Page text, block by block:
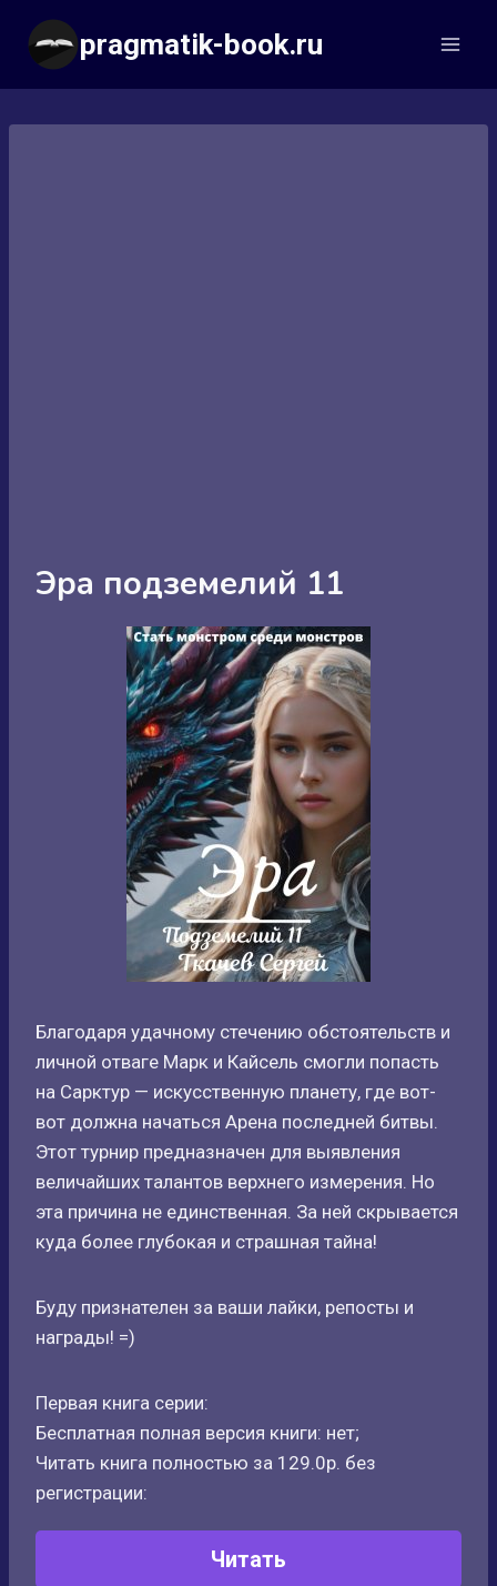
Перейти
содержимому
pragmatik-book.ru
Эра подземелий 11
Благодаря удачному стечению обстоятельств и
личной отваге Марк и Кайсель смогли попасть
на Сарктур — искусственную планету, где вот-
вот должна начаться Арена последней битвы.
Этот турнир предназначен для выявления
величайших талантов верхнего измерения. Но
эта причина не единственная. За ней скрывается
куда более глубокая и страшная тайна!
Буду признателен за ваши лайки, репосты и
награды! =)
Первая книга серии:
Бесплатная полная версия книги: нет;
Читать книга полностью за 129.0р. без
регистрации:
Читать